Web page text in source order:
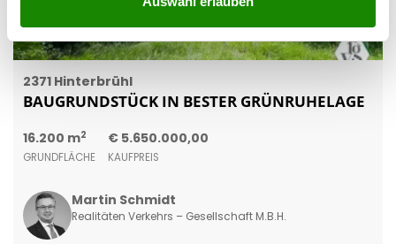
2371 Hinterbrühl
BAUGRUNDSTÜCK IN BESTER GRÜNRUHELAGE
16.200 m2
GRUNDFLÄCHE
€ 5.650.000,00
KAUFPREIS
Martin Schmidt
Realitäten Verkehrs – Gesellschaft M.B.H.